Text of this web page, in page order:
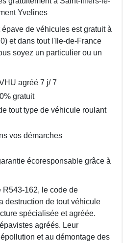
Yvelines
de véhicules est gratuit à
et dans tout l'Ile-de-France
soyez un particulier ou un
agréé 7 j/ 7
gratuit
tout type de véhicule roulant
vos démarches
écoresponsable grâce à
R543-162, le code de
destruction de tout véhicule
spécialisée et agréée.
agréés. Leur
et au démontage des